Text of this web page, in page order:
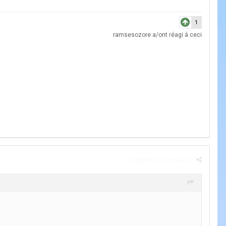
1
ramsesozore a/ont réagi à ceci